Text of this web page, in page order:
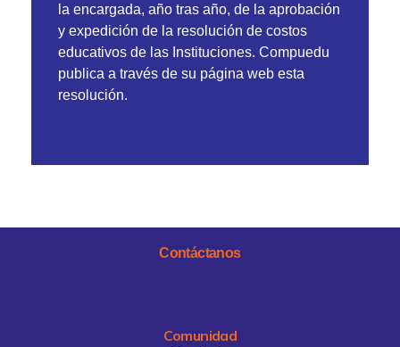
la encargada, año tras año, de la aprobación
y expedición de la resolución de costos
educativos de las Instituciones. Compuedu
publica a través de su página web esta
resolución.
Contáctanos
Comunidad